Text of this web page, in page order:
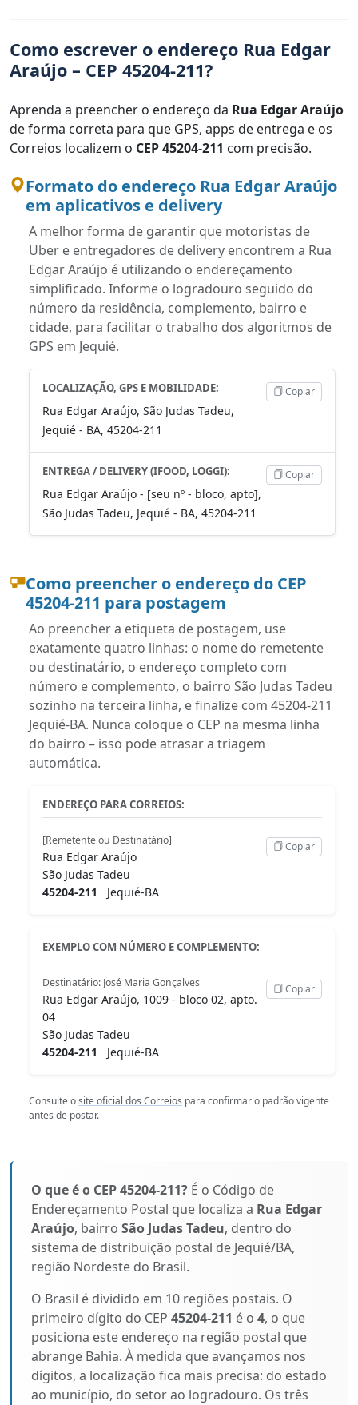
Como escrever o endereço Rua Edgar
Araújo – CEP 45204-211?
Aprenda a preencher o endereço da Rua Edgar Araújo
de forma correta para que GPS, apps de entrega e os
Correios localizem o CEP 45204-211 com precisão.
Formato do endereço Rua Edgar Araújo
em aplicativos e delivery
A melhor forma de garantir que motoristas de
Uber e entregadores de delivery encontrem a Rua
Edgar Araújo é utilizando o endereçamento
simplificado. Informe o logradouro seguido do
número da residência, complemento, bairro e
cidade, para facilitar o trabalho dos algoritmos de
GPS em Jequié.
LOCALIZAÇÃO, GPS E MOBILIDADE:
Rua Edgar Araújo, São Judas Tadeu,
Jequié - BA, 45204-211
Copiar
ENTREGA / DELIVERY (IFOOD, LOGGI):
Rua Edgar Araújo - [seu nº - bloco, apto],
São Judas Tadeu, Jequié - BA, 45204-211
Copiar
Como preencher o endereço do CEP
45204-211 para postagem
Ao preencher a etiqueta de postagem, use
exatamente quatro linhas: o nome do remetente
ou destinatário, o endereço completo com
número e complemento, o bairro São Judas Tadeu
sozinho na terceira linha, e finalize com 45204-211
Jequié-BA. Nunca coloque o CEP na mesma linha
do bairro – isso pode atrasar a triagem
automática.
ENDEREÇO PARA CORREIOS:
[Remetente ou Destinatário]
Rua Edgar Araújo
São Judas Tadeu
45204-211
Jequié-BA
Copiar
EXEMPLO COM NÚMERO E COMPLEMENTO:
Destinatário: José Maria Gonçalves
Rua Edgar Araújo, 1009 - bloco 02, apto.
04
São Judas Tadeu
45204-211
Jequié-BA
Copiar
Consulte osite oficial dos Correios para confirmar o padrão vigente
antes de postar.
O que é o CEP 45204-211? É o Código de
Endereçamento Postal que localiza a Rua Edgar
Araújo, bairro São Judas Tadeu, dentro do
sistema de distribuição postal de Jequié/BA,
região Nordeste do Brasil.
O Brasil é dividido em 10 regiões postais. O
primeiro dígito do CEP 45204-211 é o 4, o que
posiciona este endereço na região postal que
abrange Bahia. À medida que avançamos nos
dígitos, a localização fica mais precisa: do estado
ao município, do setor ao logradouro. Os três